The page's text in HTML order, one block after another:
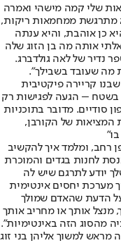
שלי קמה מישהי ואמרה
מתרגשת ממחמאות ריקות,
כן אוהבת, והיא ענתה
אותה מה בן הזוג שלה
נדיר של לאה גולדברג.
מה שעובד בשבילך".
קריירה פיקטיבית
בשטח – הגעה לפגישות רק
סודיים. מדובר בתוכניות
המציאות של הקורבן,
רחב, ומלמד איך להקשיב
לחנות בגדים והמוכרת
יודע לתרגם שיש לה
מערכת יחסים אינטימית
הדעת שהאדם שמולך
מנצל אותך או מחריב אותך
מהסוג הזה באינטימיות".
מראש למשוך אליהן בני זוג